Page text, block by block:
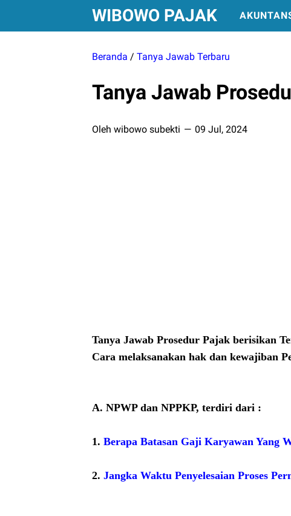
WIBOWO PAJAK
Beranda / Tanya Jawab Terbaru
Tanya Jawab
Oleh wibowo subekti 09 Jul, 2024
Tanya Jawab Prosedur Pajak berisikan
Cara melaksanakan hak dan kewajiban
A. NPWP dan NPPKP, terdiri dari :
1. Berapa Batasan Gaji Karyawan Yang
2. Jangka Waktu Penyelesaian Proses